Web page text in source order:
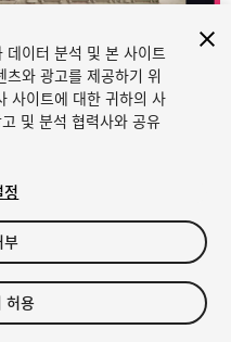
이터 분석 및 본 사이트
츠와 광고를 제공하기 위
사이트에 대한 귀하의 사
및 분석 협력사와 공유
정
부
허용